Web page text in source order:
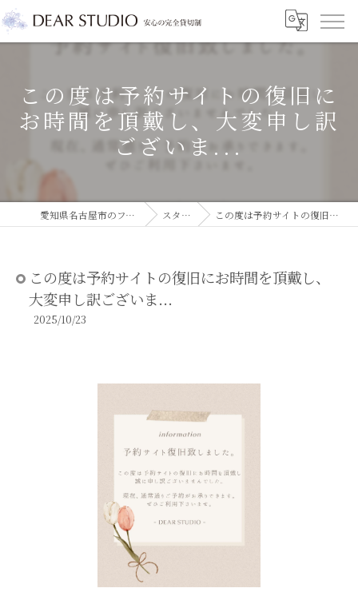
この度は予約サイトの復旧に
お時間を頂戴し、大変申し訳
ございま...
愛知県名古屋市のフォトスタジオならDEAR STUDIO スタジオコラム この度は予約サイトの復旧にお時間を頂戴し、大変申し訳ございま...
この度は予約サイトの復旧にお時間を頂戴し、
大変申し訳ございま...
2025/10/23